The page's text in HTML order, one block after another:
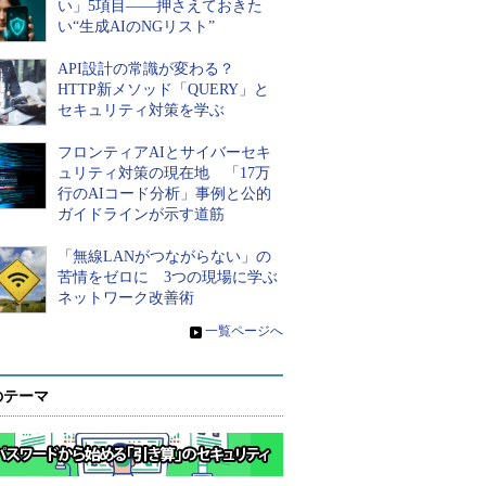
い」5項目――押さえておきた
い“生成AIのNGリスト”
API設計の常識が変わる？
HTTP新メソッド「QUERY」と
セキュリティ対策を学ぶ
フロンティアAIとサイバーセキ
ュリティ対策の現在地 「17万
行のAIコード分析」事例と公的
ガイドラインが示す道筋
「無線LANがつながらない」の
苦情をゼロに 3つの現場に学ぶ
ネットワーク改善術
» 一覧ページへ
ーマ